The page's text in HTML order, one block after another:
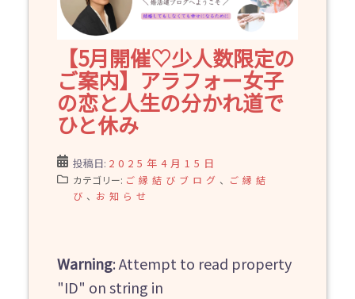
【5月開催♡少人数限定の
ご案内】アラフォー女子
の恋と人生の分かれ道で
ひと休み
投稿日: 2025年4月15日
カテゴリー: ご縁結びブログ 、
ご縁結
び 、 お知らせ
Warning: Attempt to read property
"ID" on string in